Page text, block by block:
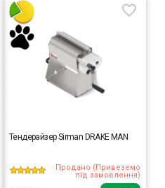
Тендерайзер Sirman DRAKE MAN
Продано (Привеземо
під замовлення)